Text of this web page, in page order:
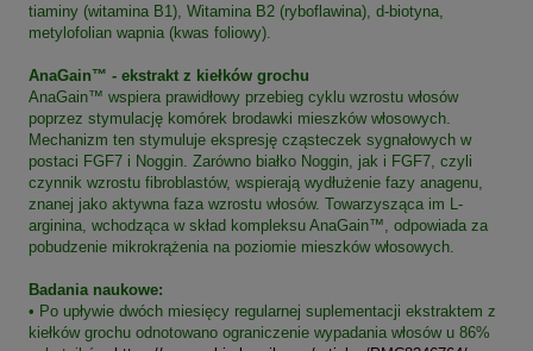
tiaminy (witamina B1), Witamina B2 (ryboflawina), d-biotyna,
metylofolian wapnia (kwas foliowy).
AnaGain™ - ekstrakt z kiełków grochu
AnaGain™ wspiera prawidłowy przebieg cyklu wzrostu włosów
poprzez stymulację komórek brodawki mieszków włosowych.
Mechanizm ten stymuluje ekspresję cząsteczek sygnałowych w
postaci FGF7 i Noggin. Zarówno białko Noggin, jak i FGF7, czyli
czynnik wzrostu fibroblastów, wspierają wydłużenie fazy anagenu,
znanej jako aktywna faza wzrostu włosów. Towarzysząca im L-
arginina, wchodząca w skład kompleksu AnaGain™, odpowiada za
pobudzenie mikrokrążenia na poziomie mieszków włosowych.
Badania naukowe:
• Po upływie dwóch miesięcy regularnej suplementacji ekstraktem z
kiełków grochu odnotowano ograniczenie wypadania włosów u 86%